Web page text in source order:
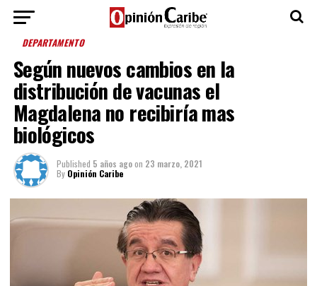
DEPARTAMENTO
Según nuevos cambios en la
distribución de vacunas el
Magdalena no recibiría mas
biológicos
Published 5 años agoon 23 marzo, 2021
By Opinión Caribe